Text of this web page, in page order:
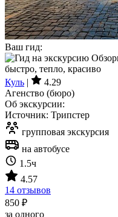
Ваш гид:
Куль |
4.29
Агенство (бюро)
Об экскурсии:
Источник: Трипстер
групповая экскурсия
на автобусе
1.5ч
4.57
14 отзывов
850 ₽
за одного